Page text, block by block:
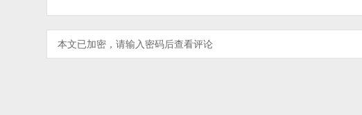
本文已加密，请输入密码后查看评论